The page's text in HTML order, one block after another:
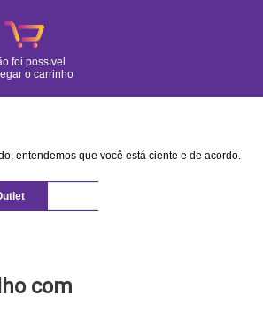
foi possível
o carrinho
entendemos que você está ciente e de acordo.
com